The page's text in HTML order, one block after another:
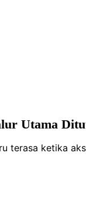
Utama
terasa ketika